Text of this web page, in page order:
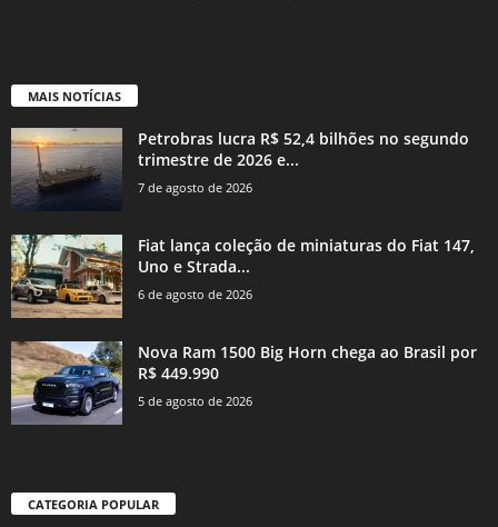
MAIS NOTÍCIAS
Petrobras lucra R$ 52,4 bilhões no segundo
trimestre de 2026 e...
7 de agosto de 2026
Fiat lança coleção de miniaturas do Fiat 147,
Uno e Strada...
6 de agosto de 2026
Nova Ram 1500 Big Horn chega ao Brasil por
R$ 449.990
5 de agosto de 2026
CATEGORIA POPULAR